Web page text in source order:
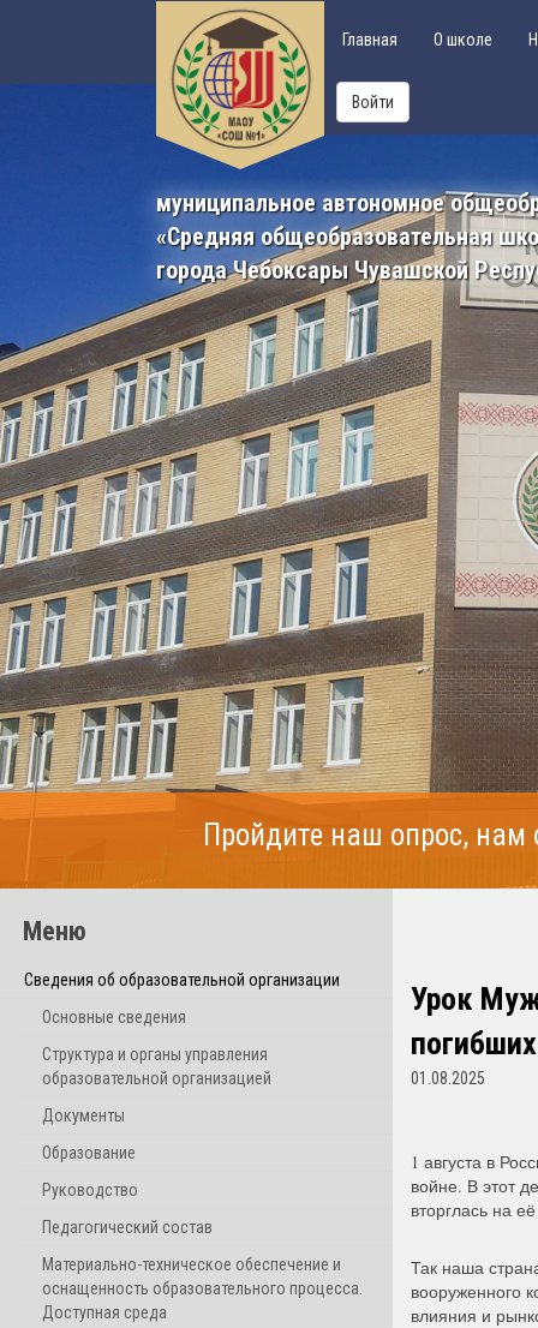
Главная О школе
Войти
муниципальное автономное
«Средняя общеобразовательная
города Чебоксары Чувашской
Пройдите наш опрос,
Меню
Сведения об образовательной организации
Основные сведения
Структура и органы управления
образовательной организацией
Документы
Образование
Руководство
Педагогический состав
Материально-техническое обеспечение и
оснащенность образовательного процесса.
Доступная среда
Урок
01.08.2025
1 августа в
войне. В этот
вторглась на
Так наша
вооруженного
влияния и